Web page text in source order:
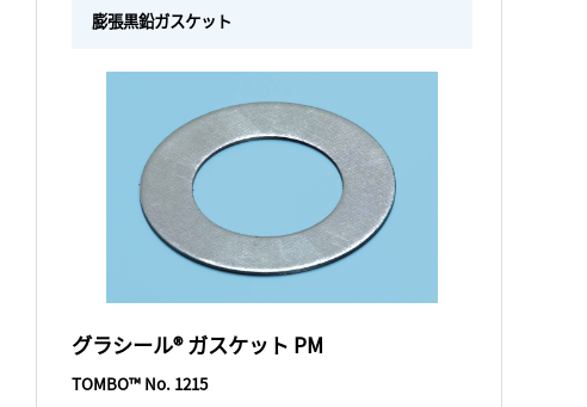
膨張黒鉛ガスケット
グラシール® ガスケット PM
TOMBO™ No. 1215